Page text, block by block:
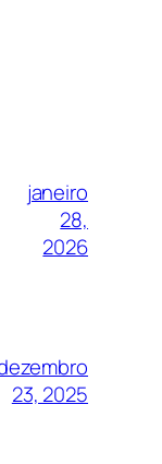
janeiro
28,
2026
23, 2025